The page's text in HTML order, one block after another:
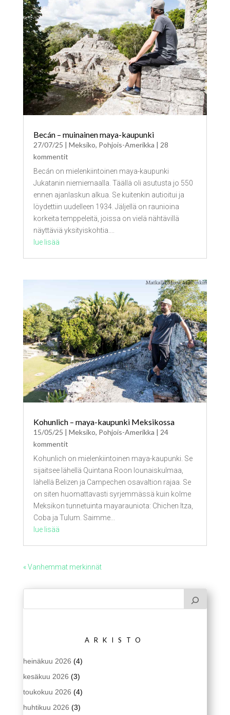
Becán – muinainen maya-kaupunki
27/07/25 | Meksiko, Pohjois-Amerikka | 28
kommentit
Becán on mielenkiintoinen maya-kaupunki
Jukatanin niemiemaalla. Täällä oli asutusta jo 550
ennen ajanlaskun alkua. Se kuitenkin autioitui ja
löydettiin uudelleen 1934. Jäljellä on raunioina
korkeita temppeleitä, joissa on vielä nähtävillä
näyttäviä yksityiskohtia....
lue lisää
Kohunlich – maya-kaupunki Meksikossa
15/05/25 | Meksiko, Pohjois-Amerikka | 24
kommentit
Kohunlich on mielenkiintoinen maya-kaupunki. Se
sijaitsee lähellä Quintana Roon lounaiskulmaa,
lähellä Belizen ja Campechen osavaltion rajaa. Se
on siten huomattavasti syrjemmässä kuin kolme
Meksikon tunnetuinta mayarauniota: Chichen Itza,
Coba ja Tulum. Saimme...
lue lisää
« Vanhemmat merkinnät
ARKISTO
heinäkuu 2026 (4)
kesäkuu 2026 (3)
toukokuu 2026 (4)
huhtikuu 2026 (3)